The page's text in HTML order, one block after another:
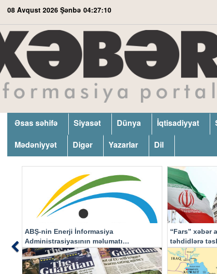
08 Avqust 2026 Şənbə 04:27:11
Əsas səhifə Siyasət Dünya İqtisadiyyat
Mədəniyyət
Digər Yazarlar Dil
ABŞ-nin Enerji İnformasiya
Administrasiyasının məlumatı
əsasında…
“Fars” xəbər
təhdidlərə
Previous